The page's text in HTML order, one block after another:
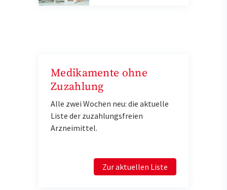
Medikamente ohne
Zuzahlung
Alle zwei Wochen neu: die aktuelle
Liste der zuzahlungsfreien
Arzneimittel.
Zur aktuellen Liste